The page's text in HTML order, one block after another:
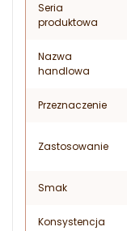
Seria
produktowa
Nazwa
handlowa
Przeznaczenie
Zastosowanie
Smak
Konsystencja